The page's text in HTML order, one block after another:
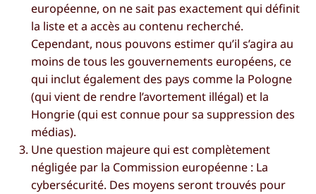
européenne, on ne sait pas exactement qui définit
la liste et a accès au contenu recherché.
Cependant, nous pouvons estimer qu’il s’agira au
moins de tous les gouvernements européens, ce
qui inclut également des pays comme la Pologne
(qui vient de rendre l’avortement illégal) et la
Hongrie (qui est connue pour sa suppression des
médias).
Une question majeure qui est complètement
négligée par la Commission européenne : La
cybersécurité. Des moyens seront trouvés pour